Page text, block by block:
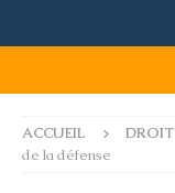
ACCUEIL DROIT
de la défense